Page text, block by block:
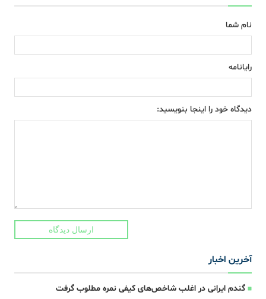
نام شما
رایانامه
دیدگاه خود را اینجا بنویسید:
ارسال دیدگاه
آخرین اخبار
گندم ایرانی در اغلب شاخص‌های کیفی نمره مطلوب گرفت